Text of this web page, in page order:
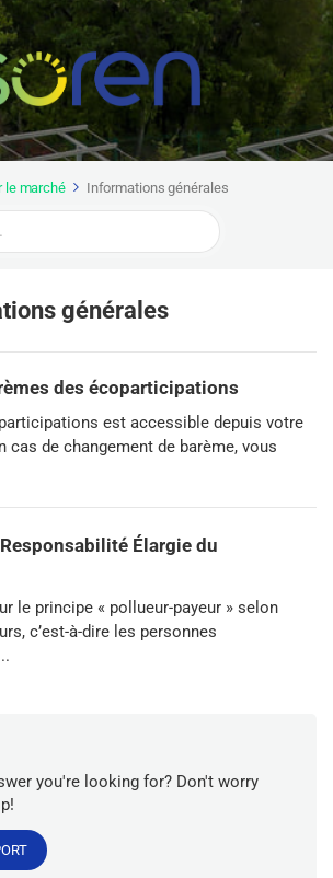
le marché Informations générales
générales
des écoparticipations
est accessible depuis votre
cas de changement de barème, vous
Élargie du
le principe « pollueur-payeur » selon
c’est-à-dire les personnes
you're looking for? Don't worry